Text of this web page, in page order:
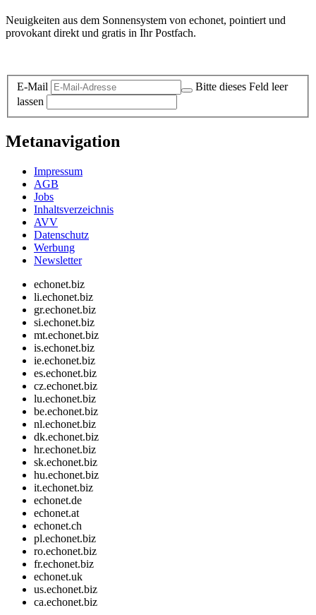
Neuigkeiten aus dem Sonnensystem von echonet, pointiert und
provokant direkt und gratis in Ihr Postfach.
E-Mail
Bitte dieses Feld leer
lassen
Metanavigation
Impressum
AGB
Jobs
Inhaltsverzeichnis
AVV
Datenschutz
Werbung
Newsletter
echonet.biz
li.echonet.biz
gr.echonet.biz
si.echonet.biz
mt.echonet.biz
is.echonet.biz
ie.echonet.biz
es.echonet.biz
cz.echonet.biz
lu.echonet.biz
be.echonet.biz
nl.echonet.biz
dk.echonet.biz
hr.echonet.biz
sk.echonet.biz
hu.echonet.biz
it.echonet.biz
echonet.de
echonet.at
echonet.ch
pl.echonet.biz
ro.echonet.biz
fr.echonet.biz
echonet.uk
us.echonet.biz
ca.echonet.biz